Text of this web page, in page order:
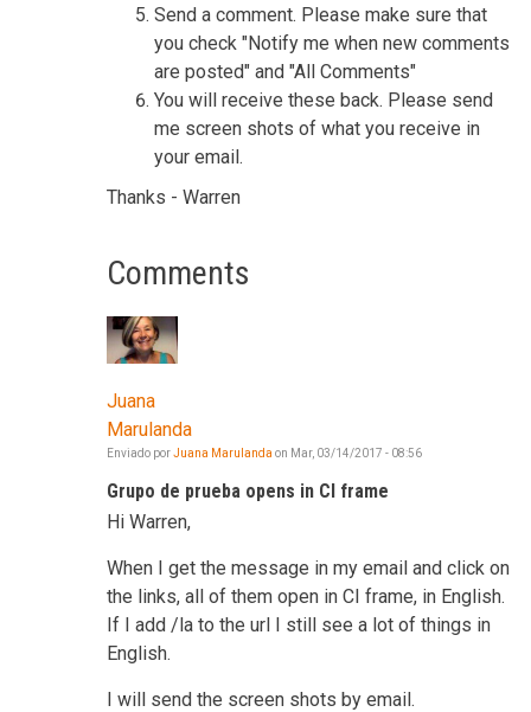
Send a comment. Please make sure that
you check "Notify me when new comments
are posted" and "All Comments"
You will receive these back. Please send
me screen shots of what you receive in
your email.
Thanks - Warren
Comments
Juana
Marulanda
Enviado porJuana Marulanda on Mar, 03/14/2017 - 08:56
Grupo de prueba opens in CI frame
Hi Warren,
When I get the message in my email and click on
the links, all of them open in CI frame, in English.
If I add /la to the url I still see a lot of things in
English.
I will send the screen shots by email.